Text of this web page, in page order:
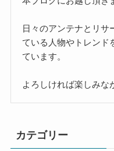
日々のアンテナとリサ
ている人物やトレンド
ています。
よろしければ楽しみな
カテゴリー